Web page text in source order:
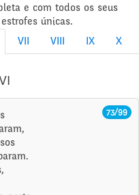
e com todos os seus
únicas.
VII VIII IX X
73/99